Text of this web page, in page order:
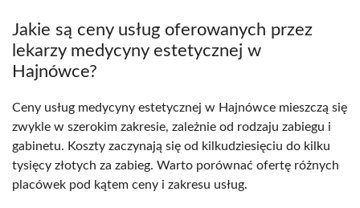
Jakie są ceny usług oferowanych przez
lekarzy medycyny estetycznej w
Hajnówce?
Ceny usług medycyny estetycznej w Hajnówce mieszczą się
zwykle w szerokim zakresie, zależnie od rodzaju zabiegu i
gabinetu. Koszty zaczynają się od kilkudziesięciu do kilku
tysięcy złotych za zabieg. Warto porównać ofertę różnych
placówek pod kątem ceny i zakresu usług.